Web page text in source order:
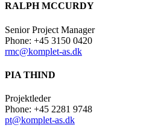
RALPH MCCURDY
Senior Project Manager
Phone: +45 3150 0420
rmc@komplet-as.dk
PIA THIND
Projektleder
Phone: +45 2281 9748
pt@komplet-as.dk